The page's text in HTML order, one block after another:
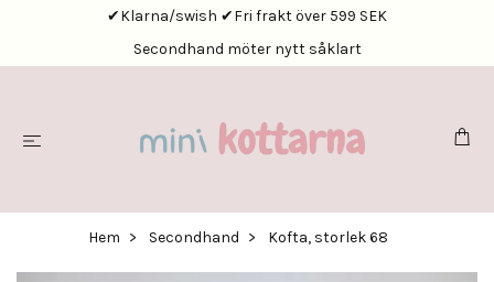
✔Klarna/swish ✔Fri frakt över 599 SEK
Secondhand möter nytt såklart
Hem Secondhand Kofta, storlek 68